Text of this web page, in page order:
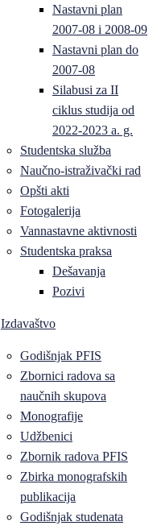
Nastavni plan
2007-08 i 2008-09
Nastavni plan do
2007-08
Silabusi za II
ciklus studija od
2022-2023 a. g.
Studentska služba
Naučno-istraživački rad
Opšti akti
Fotogalerija
Vannastavne aktivnosti
Studentska praksa
Dešavanja
Pozivi
Izdavaštvo
Godišnjak PFIS
Zbornici radova sa
naučnih skupova
Monografije
Udžbenici
Zbornik radova PFIS
Zbirka monografskih
publikacija
Godišnjak studenata